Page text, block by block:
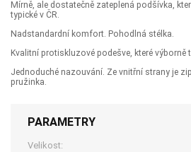
Mírně, ale dostatečně zateplená podšívka,
typické v ČR.
Nadstandardní komfort. Pohodlná stélka.
Kvalitní protiskluzové podešve, které výborně
Jednoduché nazouvání. Ze vnitřní strany je
pružinka.
PARAMETRY
Velikost: